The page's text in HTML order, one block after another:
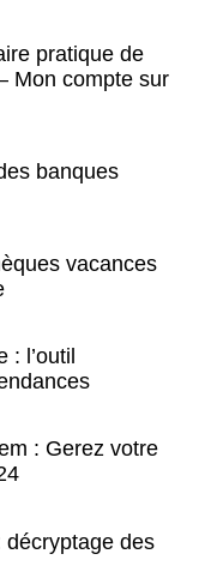
pratique de
Mon compte sur
banques
vacances
: l’outil
: Gerez votre
décryptage des